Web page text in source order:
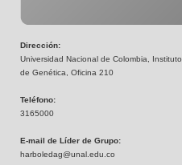
Dirección:
Universidad Nacional de Colombia, Instituto
de Genética, Oficina 210
Teléfono:
3165000
E-mail de Líder de Grupo:
harboledag@unal.edu.co